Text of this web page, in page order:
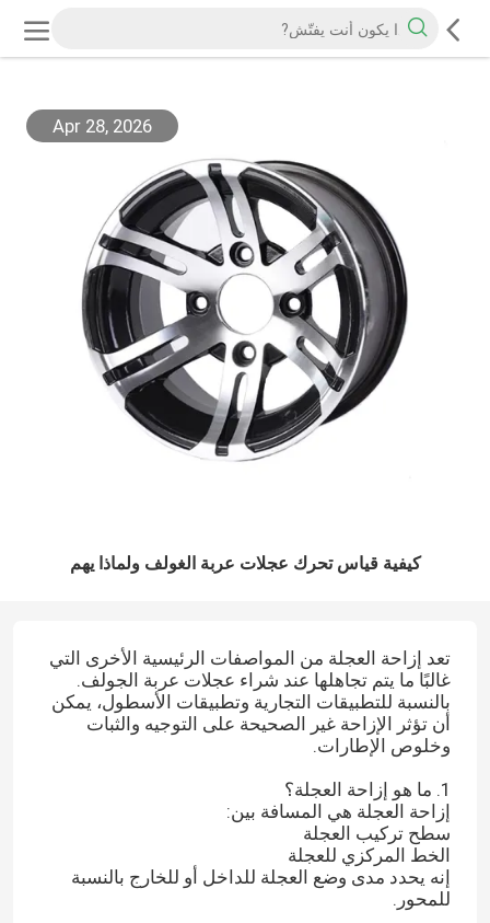
Apr 28, 2026
كيفية قياس تحرك عجلات عربة الغولف ولماذا يهم
تعد إزاحة العجلة من المواصفات الرئيسية الأخرى التي
غالبًا ما يتم تجاهلها عند شراء عجلات عربة الجولف.
بالنسبة للتطبيقات التجارية وتطبيقات الأسطول، يمكن
أن تؤثر الإزاحة غير الصحيحة على التوجيه والثبات
وخلوص الإطارات.
1. ما هو إزاحة العجلة؟
إزاحة العجلة هي المسافة بين:
سطح تركيب العجلة
الخط المركزي للعجلة
إنه يحدد مدى وضع العجلة للداخل أو للخارج بالنسبة
للمحور.